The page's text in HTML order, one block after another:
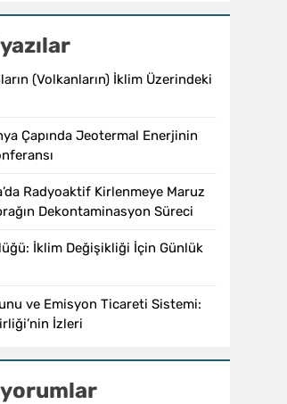
(Volkanların) İklim Üzerindeki
Çapında Jeotermal Enerjinin
Radyoaktif Kirlenmeye Maruz
Dekontaminasyon Süreci
İklim Değişikliği İçin Günlük
ve Emisyon Ticareti Sistemi:
İzleri